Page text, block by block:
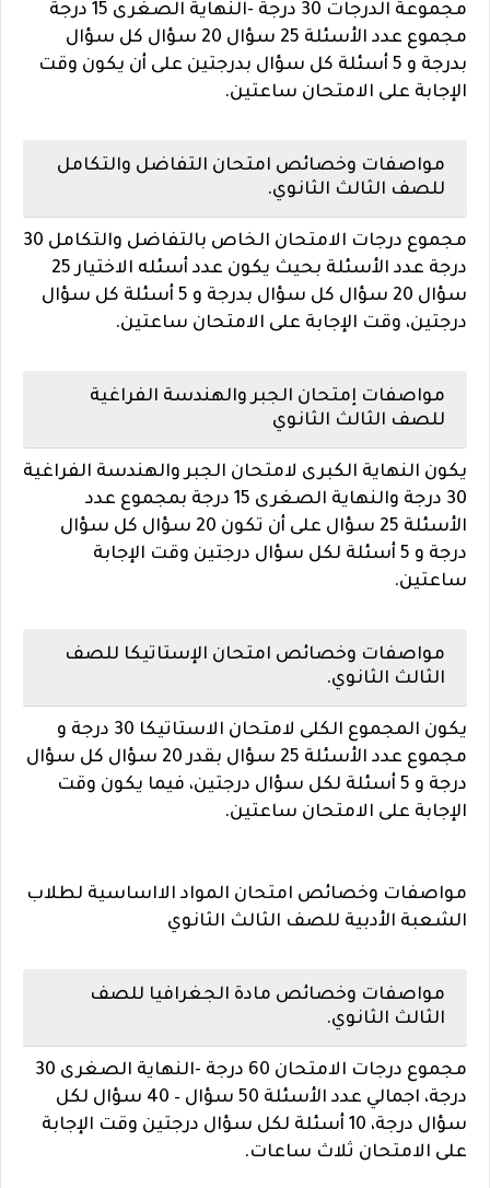
مجموعة الدرجات 30 درجة -النهاية الصغرى 15 درجة
مجموع عدد الأسئلة 25 سؤال 20 سؤال كل سؤال
بدرجة و 5 أسئلة كل سؤال بدرجتين على أن يكون وقت
الإجابة على الامتحان ساعتين.
مواصفات وخصائص امتحان التفاضل والتكامل
للصف الثالث الثانوي.
مجموع درجات الامتحان الخاص بالتفاضل والتكامل 30
درجة عدد الأسئلة بحيث يكون عدد أسئله الاختيار 25
سؤال 20 سؤال كل سؤال بدرجة و 5 أسئلة كل سؤال
درجتين، وقت الإجابة على الامتحان ساعتين.
مواصفات إمتحان الجبر والهندسة الفراغية
للصف الثالث الثانوي
يكون النهاية الكبرى لامتحان الجبر والهندسة الفراغية
30 درجة والنهاية الصغرى 15 درجة بمجموع عدد
الأسئلة 25 سؤال على أن تكون 20 سؤال كل سؤال
درجة و 5 أسئلة لكل سؤال درجتين وقت الإجابة
ساعتين.
مواصفات وخصائص امتحان الإستاتيكا للصف
الثالث الثانوي.
يكون المجموع الكلى لامتحان الاستاتيكا 30 درجة و
مجموع عدد الأسئلة 25 سؤال بقدر 20 سؤال كل سؤال
درجة و 5 أسئلة لكل سؤال درجتين، فيما يكون وقت
الإجابة على الامتحان ساعتين.
مواصفات وخصائص امتحان المواد الااساسية لطلاب
الشعبة الأدبية للصف الثالث الثانوي
مواصفات وخصائص مادة الجغرافيا للصف
الثالث الثانوي.
مجموع درجات الامتحان 60 درجة -النهاية الصغرى 30
درجة، اجمالي عدد الأسئلة 50 سؤال – 40 سؤال لكل
سؤال درجة، 10 أسئلة لكل سؤال درجتين وقت الإجابة
على الامتحان ثلاث ساعات.